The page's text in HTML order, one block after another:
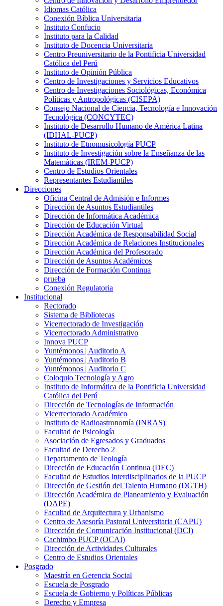
Idiomas Católica
Conexión Bíblica Universitaria
Instituto Confucio
Instituto para la Calidad
Instituto de Docencia Universitaria
Centro Preuniversitario de la Pontificia Universidad
Católica del Perú
Instituto de Opinión Pública
Centro de Investigaciones y Servicios Educativos
Centro de Investigaciones Sociológicas, Económica
Políticas y Antropológicas (CISEPA)
Consejo Nacional de Ciencia, Tecnología e Innovación
Tecnológica (CONCYTEC)
Instituto de Desarrollo Humano de América Latina
(IDHAL-PUCP)
Instituto de Etnomusicología PUCP
Instituto de Investigación sobre la Enseñanza de las
Matemáticas (IREM-PUCP)
Centro de Estudios Orientales
Representantes Estudiantiles
Direcciones
Oficina Central de Admisión e Informes
Dirección de Asuntos Estudiantiles
Dirección de Informática Académica
Dirección de Educación Virtual
Dirección Académica de Responsabilidad Social
Dirección Académica de Relaciones Institucionales
Dirección Académica del Profesorado
Dirección de Asuntos Académicos
Dirección de Formación Continua
prueba
Conexión Regulatoria
Institucional
Rectorado
Sistema de Bibliotecas
Vicerrectorado de Investigación
Vicerrectorado Administrativo
Innova PUCP
Yuntémonos | Auditorio A
Yuntémonos | Auditorio B
Yuntémonos | Auditorio C
Coloquio Tecnología y Agro
Instituto de Informática de la Pontificia Universidad
Católica del Perú
Dirección de Tecnologías de Información
Vicerrectorado Académico
Instituto de Radioastronomía (INRAS)
Facultad de Psicología
Asociación de Egresados y Graduados
Facultad de Derecho 2
Departamento de Teología
Dirección de Educación Continua (DEC)
Facultad de Estudios Interdisciplinarios de la PUCP
Dirección de Gestión del Talento Humano (DGTH)
Dirección Académica de Planeamiento y Evaluación
(DAPE)
Facultad de Arquitectura y Urbanismo
Centro de Asesoría Pastoral Universitaria (CAPU)
Dirección de Comunicación Institucional (DCI)
Cachimbo PUCP (OCAI)
Dirección de Actividades Culturales
Centro de Estudios Orientales
Posgrado
Maestría en Gerencia Social
Escuela de Posgrado
Escuela de Gobierno y Políticas Públicas
Derecho y Empresa